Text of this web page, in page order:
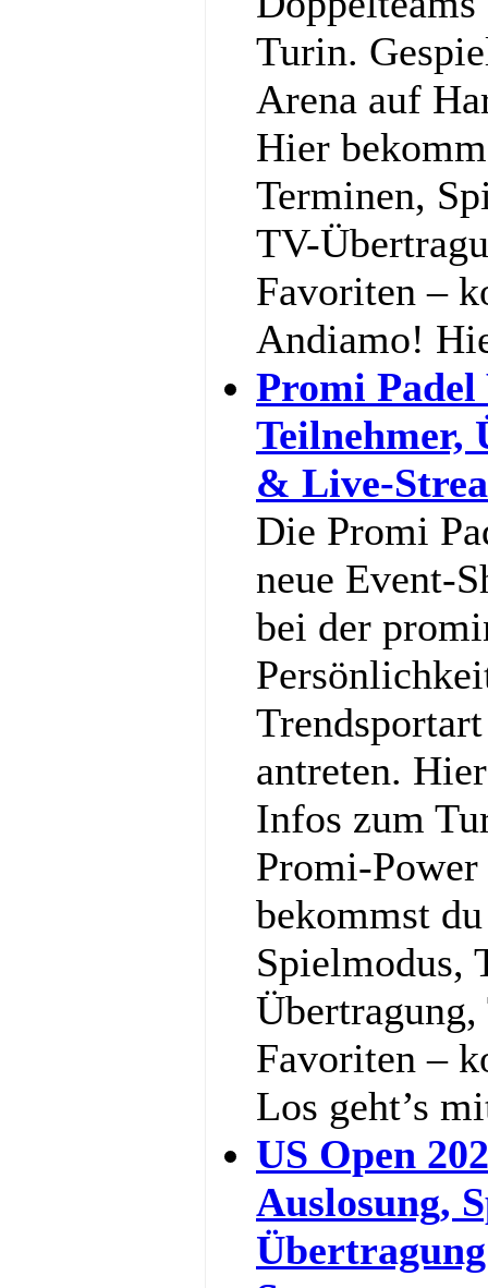
Turin.
Arena auf
Hier
Terminen,
TV-
Favoriten –
Andiamo!
Promi
Teilnehmer,
& Live-
Die Promi
neue Event-
bei der
antreten.
Infos zum
Promi-
bekommst
Spielmodus,
Favoriten –
Los geht’s
US Open
Auslosung,